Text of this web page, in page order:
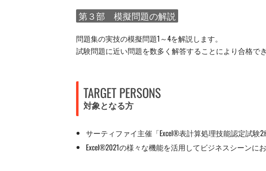
第３部 模擬問題の解説
問題集の実技の模擬問題1～4を解説します。
試験問題に近い問題を数多く解答することにより合格で
TARGET PERSONS
対象となる方
サーティファイ主催「Excel®表計算処理技能認定試験
Excel®2021の様々な機能を活用してビジネスシーンに